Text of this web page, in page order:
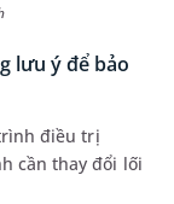
lưu ý để bảo
điều trị
cần thay đổi lối